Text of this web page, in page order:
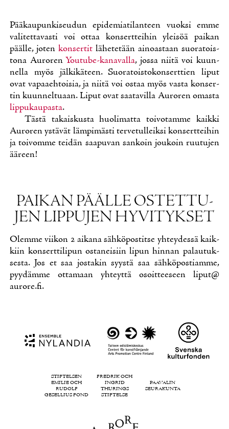
Pää­kau­pun­ki­seu­dun epi­de­mia­ti­lan­teen vuok­si em­me
va­li­tet­ta­vas­ti voi ot­taa kon­sert­tei­hin ylei­söä pai­kan
pääl­le, jo­tenkon­ser­tit lä­he­te­tään ai­noas­taan suo­ra­tois­
to­na Au­ro­renYou­tu­be-ka­na­val­la, jos­sa nii­tä voi kuun­
nel­la myös jäl­ki­kä­teen. Suo­ra­tois­to­kon­sert­tien li­put
ovat va­paa­eh­toi­sia, ja nii­tä voi os­taa myös vas­ta kon­ser­
tin kuun­nel­tu­aan. Li­put ovat saa­ta­vil­la Au­ro­ren omas­ta
lip­pu­kau­pas­ta.
Täs­tä ta­kais­kus­ta huo­li­mat­ta toi­vo­tam­me kaik­ki
Au­ro­ren ys­tä­vät läm­pi­mäs­ti ter­ve­tul­leik­si kon­sert­tei­hin
ja toi­vom­me tei­dän saa­pu­van san­koin jou­koin ruu­tu­jen
ää­reen!
PAI­KAN PÄÄL­LE OS­TET­TU­
JEN LIP­PU­JEN HY­VI­TYK­SET
Olem­me vii­kon 2 ai­ka­na säh­kö­pos­tit­se yh­tey­des­sä kaik­
kiin kon­sert­ti­li­pun os­ta­nei­siin li­pun hin­nan pa­lau­tuk­
ses­ta. Jos et saa jos­ta­kin syys­tä saa säh­kö­pos­tiam­me,
pyy­däm­me ot­ta­maan yh­teyt­tä osoit­tee­seen liput@​
aurore.​fi.
STIFTELSEN
EMILIE OCH
RUDOLF
GESELLIUS FOND
FREDRIK OCH
INGRID
THURINGS
STIFTELSE
PAAVALIN
SEURAKUNTA